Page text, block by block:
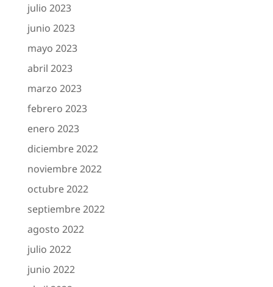
julio 2023
junio 2023
mayo 2023
abril 2023
marzo 2023
febrero 2023
enero 2023
diciembre 2022
noviembre 2022
octubre 2022
septiembre 2022
agosto 2022
julio 2022
junio 2022